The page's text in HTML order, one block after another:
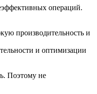
операций.
производительность и
и оптимизации
Поэтому не